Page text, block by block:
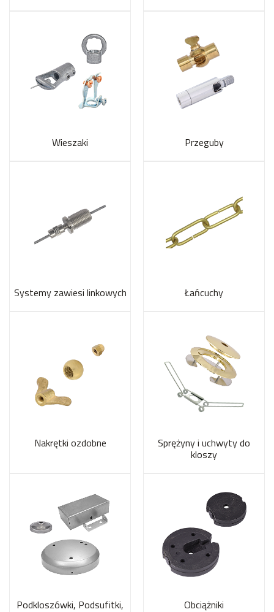
Wieszaki Przeguby
Systemy zawiesi linkowych Łańcuchy
Nakrętki ozdobne Sprężyny i uchwyty do
kloszy
Podkloszówki, Podsufitki, Obciążniki